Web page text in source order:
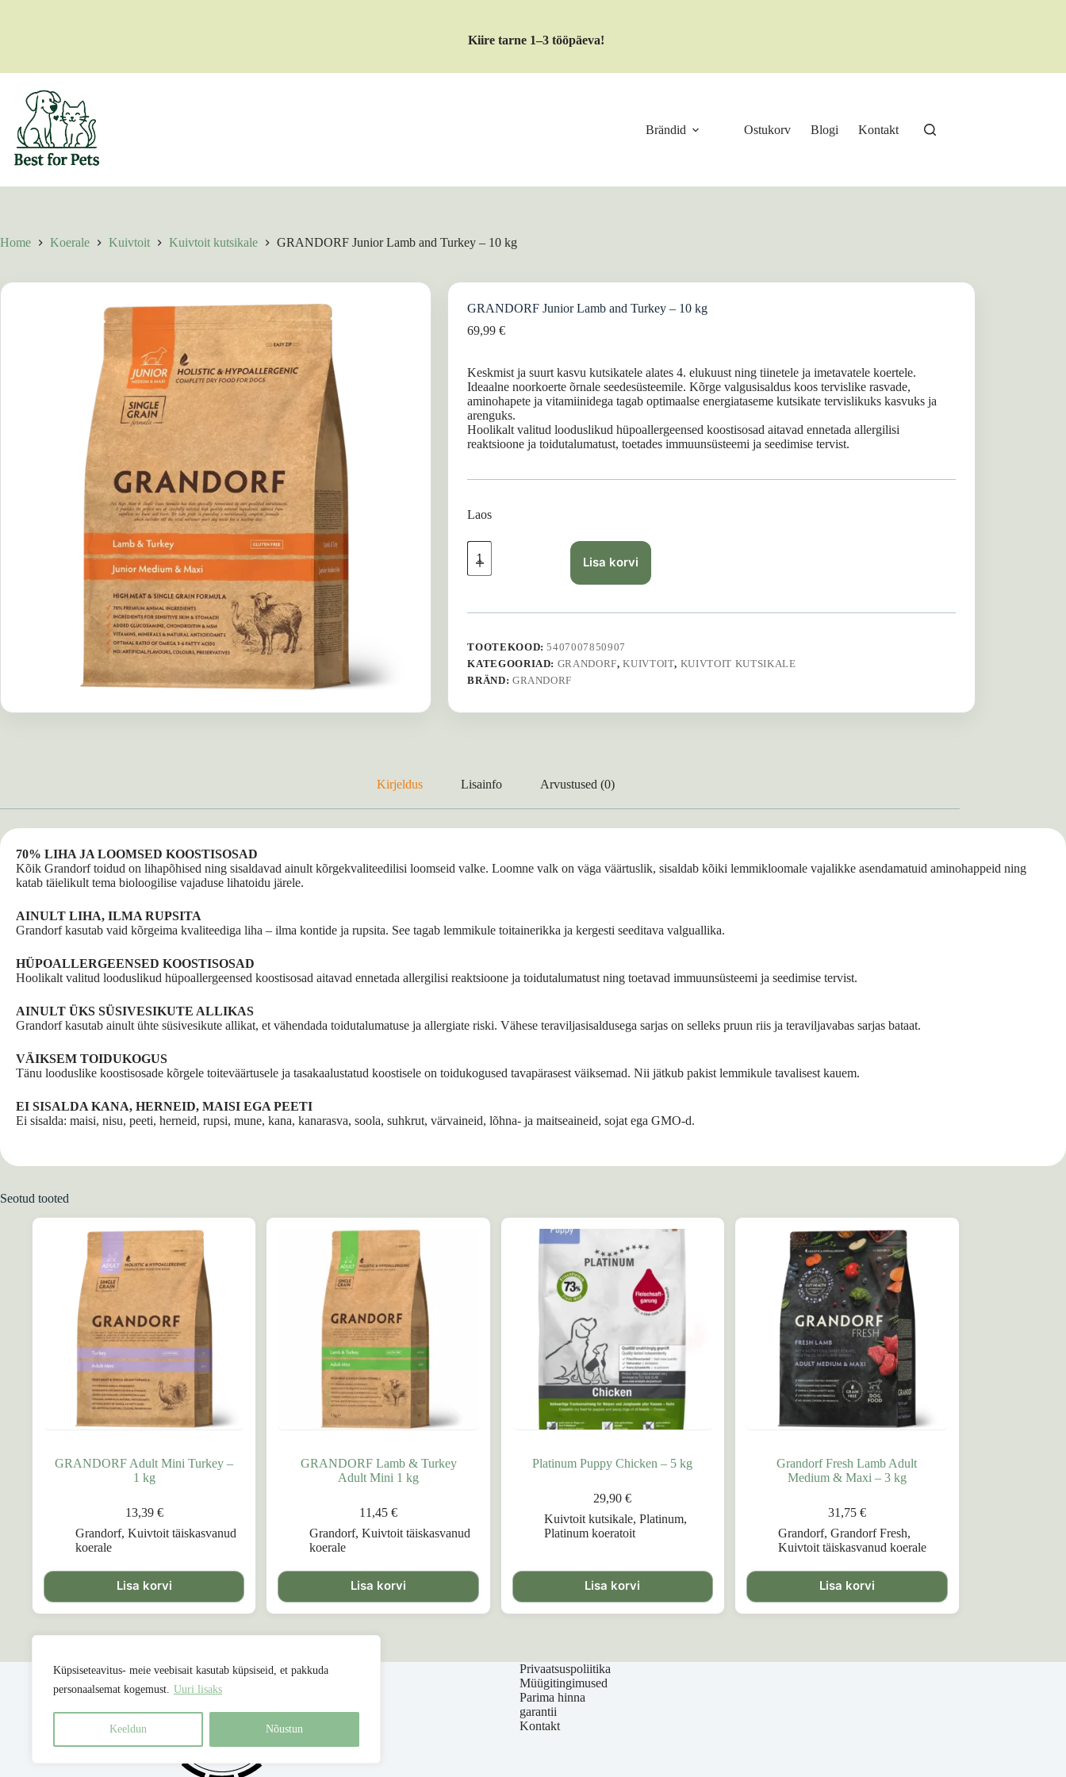
Küpsiseteavitus- meie veebisait kasutab küpsiseid, et pakkuda
personaalsemat kogemust. Uuri lisaks
Keeldun Nõustun
Kiire tarne 1–3 tööpäeva!
Brändid Ostukorv Blogi Kontakt
Home Koerale Kuivtoit Kuivtoit kutsikale GRANDORF Junior Lamb and Turkey – 10 kg
GRANDORF Junior Lamb and Turkey – 10 kg
69,99€
Keskmist ja suurt kasvu kutsikatele alates 4. elukuust ning tiinetele ja imetavatele koertele.
Ideaalne noorkoerte õrnale seedesüsteemile. Kõrge valgusisaldus koos tervislike rasvade,
aminohapete ja vitamiinidega tagab optimaalse energiataseme kutsikate tervislikuks kasvuks ja
arenguks.
Hoolikalt valitud looduslikud hüpoallergeensed koostisosad aitavad ennetada allergilisi
reaktsioone ja toidutalumatust, toetades immuunsüsteemi ja seedimise tervist.
Laos
GRANDORF
Junior
Lamb
-
kg
kogus
Lisa korvi
TOOTEKOOD:5407007850907
KATEGOORIAD: GRANDORF,KUIVTOIT, KUIVTOIT KUTSIKALE
BRÄND: GRANDORF
Kirjeldus Lisainfo Arvustused (0)
70% LIHA JA LOOMSED KOOSTISOSAD
Kõik Grandorf toidud on lihapõhised ning sisaldavad ainult kõrgekvaliteedilisi loomseid valke. Loomne valk on väga väärtuslik, sisaldab kõiki lemmikloomale vajalikke asendamatuid aminohappeid ning
katab täielikult tema bioloogilise vajaduse lihatoidu järele.
AINULT LIHA, ILMA RUPSITA
Grandorf kasutab vaid kõrgeima kvaliteediga liha – ilma kontide ja rupsita. See tagab lemmikule toitainerikka ja kergesti seeditava valguallika.
HÜPOALLERGEENSED KOOSTISOSAD
Hoolikalt valitud looduslikud hüpoallergeensed koostisosad aitavad ennetada allergilisi reaktsioone ja toidutalumatust ning toetavad immuunsüsteemi ja seedimise tervist.
AINULT ÜKS SÜSIVESIKUTE ALLIKAS
Grandorf kasutab ainult ühte süsivesikute allikat, et vähendada toidutalumatuse ja allergiate riski. Vähese teraviljasisaldusega sarjas on selleks pruun riis ja teraviljavabas sarjas bataat.
VÄIKSEM TOIDUKOGUS
Tänu looduslike koostisosade kõrgele toiteväärtusele ja tasakaalustatud koostisele on toidukogused tavapärasest väiksemad. Nii jätkub pakist lemmikule tavalisest kauem.
EI SISALDA KANA, HERNEID, MAISI EGA PEETI
Ei sisalda: maisi, nisu, peeti, herneid, rupsi, mune, kana, kanarasva, soola, suhkrut, värvaineid, lõhna- ja maitseaineid, sojat ega GMO-d.
Seotud tooted
GRANDORF Adult Mini Turkey –
1 kg
13,39 €
Grandorf, Kuivtoit täiskasvanud
koerale
Lisa korvi
GRANDORF Lamb & Turkey
Adult Mini 1 kg
11,45€
Grandorf,Kuivtoit täiskasvanud
koerale
Lisa korvi
Platinum Puppy Chicken – 5 kg
29,90€
Kuivtoit kutsikale, Platinum,
Platinum koeratoit
Lisa korvi
Grandorf Fresh Lamb Adult
Medium & Maxi – 3 kg
31,75 €
Grandorf,Grandorf Fresh,
Kuivtoit täiskasvanud koerale
Lisa korvi
Privaatsuspoliitika
Müügitingimused
Parima hinna
garantii
Kontakt